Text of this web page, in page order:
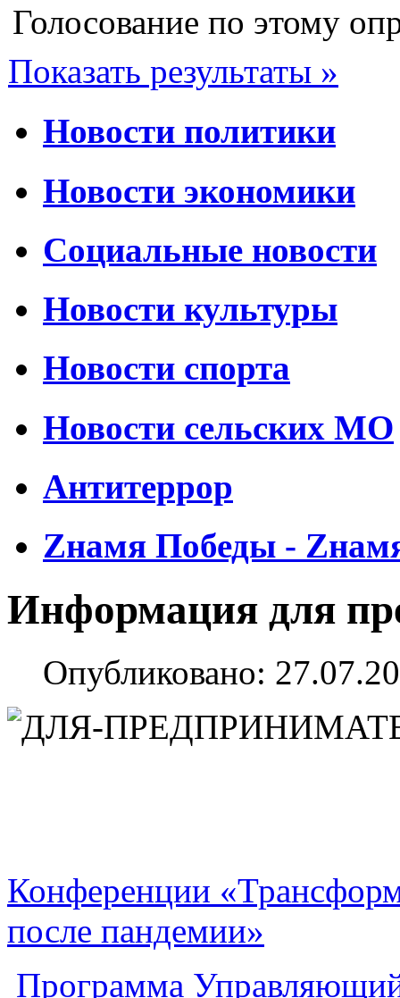
Голосование по этому
Показать результаты »
Новости политики
Новости экономики
Социальные новости
Новости культуры
Новости спорта
Новости сельских МО
Антитеррор
Zнамя Победы -
Информация для
Опубликовано:
Конференции
после пандемии»
Программа